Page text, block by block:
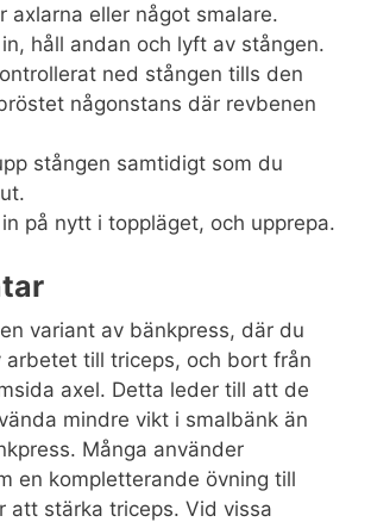
axlarna eller något smalare.
håll andan och lyft av stången.
ned stången tills den
någonstans där revbenen
stången samtidigt som du
på nytt i toppläget, och upprepa.
variant av bänkpress, där du
arbetet till triceps, och bort från
axel. Detta leder till att de
mindre vikt i smalbänk än
Många använder
en kompletterande övning till
att stärka triceps. Vid vissa